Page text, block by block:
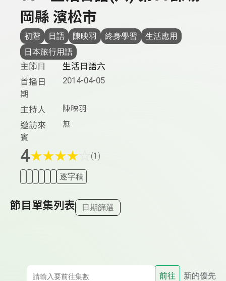
岡縣 濱松市
初階 日語 陳映羽 終身學習
生活應用
日本旅行用語
主節目
生活日語六
首播日
期
2014-04-05
主持人 陳映羽
邀訪來
賓
無
4★★★★ (1)
逐字稿
節目單集列表 日期篩選
前往 新的優先